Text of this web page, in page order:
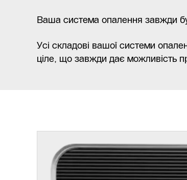
Ваша система опалення завжди
Усі складові вашої системи
ціле, що завжди дає можливість